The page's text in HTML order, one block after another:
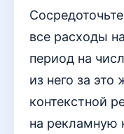
все расходы
период на
из него за
контекстной
на рекламную